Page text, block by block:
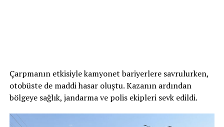
Çarpmanın etkisiyle kamyonet bariyerlere savrulurken,
otobüste de maddi hasar oluştu. Kazanın ardından
bölgeye sağlık, jandarma ve polis ekipleri sevk edildi.